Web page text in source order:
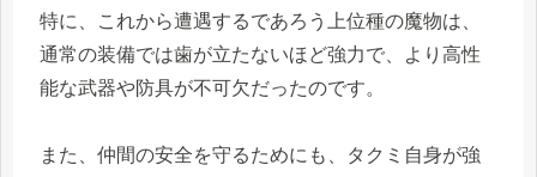
特に、これから遭遇するであろう上位種の魔物は、
通常の装備では歯が立たないほど強力で、より高性
能な武器や防具が不可欠だったのです。
また、仲間の安全を守るためにも、タクミ自身が強